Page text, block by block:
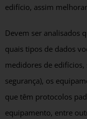
edifício, assim
Devem ser analisados
quais tipos de dados
medidores de edifícios,
segurança), os
que têm protocolos
equipamento, entre